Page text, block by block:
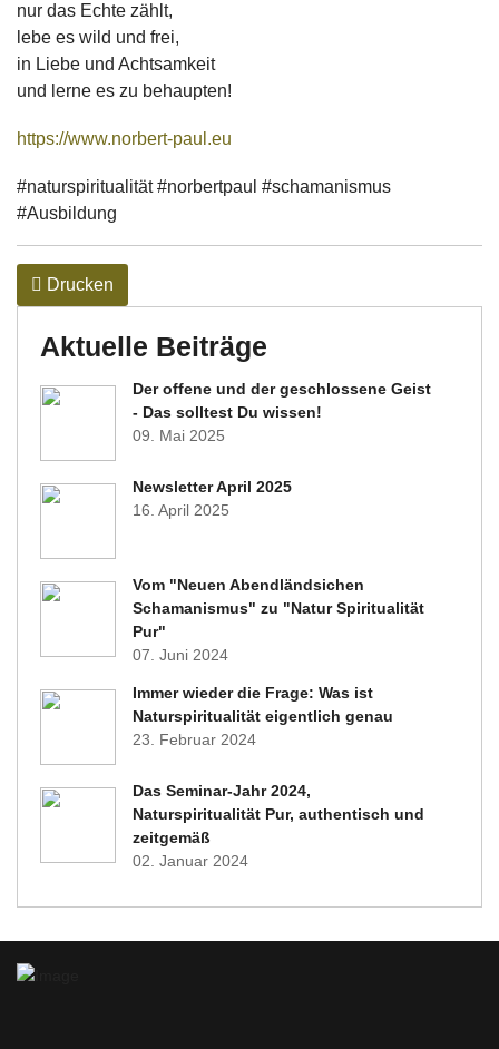
nur das Echte zählt,
lebe es wild und frei,
in Liebe und Achtsamkeit
und lerne es zu behaupten!
https://www.norbert-paul.eu
#naturspiritualität #norbertpaul #schamanismus
#Ausbildung
Drucken
Aktuelle Beiträge
Der offene und der geschlossene Geist
- Das solltest Du wissen!
09. Mai 2025
Newsletter April 2025
16. April 2025
Vom "Neuen Abendländsichen
Schamanismus" zu "Natur Spiritualität
Pur"
07. Juni 2024
Immer wieder die Frage: Was ist
Naturspiritualität eigentlich genau
23. Februar 2024
Das Seminar-Jahr 2024,
Naturspiritualität Pur, authentisch und
zeitgemäß
02. Januar 2024